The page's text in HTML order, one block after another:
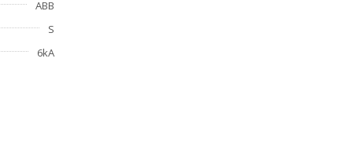
и
ABB
S
6kA